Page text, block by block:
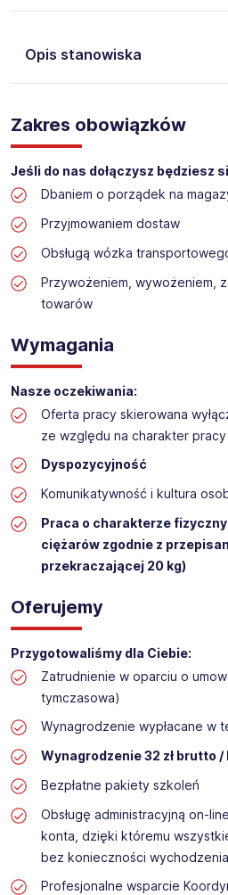
Opis stanowiska
Pośrednictwa Pracy i Doradztwa
Profit jest obecnie jedną z
polskich agencji zatrudnienia. W
działalności daliśmy pracę
w całym kraju. Skutecznie
największych firm, jak również
przedsiębiorstw w Polsce.
Obecnie dla naszego Klienta,
stanowisko:
Lokalizacja:BIAŁKI
Zakres obowiązków
Jeśli do nas dołączysz będziesz
Dbaniem o porządek na
Przyjmowaniem dostaw
Obsługą wózka
Przywożeniem, wywożeniem,
towarów
Wymagania
Nasze oczekiwania:
Oferta pracy skierowana
ze względu na charakter pracy
Dyspozycyjność
Komunikatywność i kultura
Praca o charakterze
ciężarów zgodnie z
przekraczającej 20 kg)
Oferujemy
Przygotowaliśmy dla Ciebie:
Zatrudnienie w oparciu o
tymczasowa)
Wynagrodzenie wypłacane w
Wynagrodzenie 32 zł brutto /
Bezpłatne pakiety szkoleń
Obsługę administracyjną on-
konta, dzięki któremu
bez konieczności
Profesjonalne wsparcie